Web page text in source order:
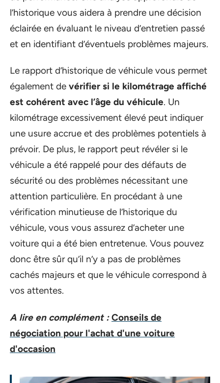
l’historique vous aidera à prendre une décision
éclairée en évaluant le niveau d’entretien passé
et en identifiant d’éventuels problèmes majeurs.
Le rapport d’historique de véhicule vous permet
également de vérifier si le kilométrage affiché
est cohérent avec l’âge du véhicule. Un
kilométrage excessivement élevé peut indiquer
une usure accrue et des problèmes potentiels à
prévoir. De plus, le rapport peut révéler si le
véhicule a été rappelé pour des défauts de
sécurité ou des problèmes nécessitant une
attention particulière. En procédant à une
vérification minutieuse de l’historique du
véhicule, vous vous assurez d’acheter une
voiture qui a été bien entretenue. Vous pouvez
donc être sûr qu’il n’y a pas de problèmes
cachés majeurs et que le véhicule correspond à
vos attentes.
A lire en complément : Conseils de
négociation pour l'achat d'une voiture
d'occasion